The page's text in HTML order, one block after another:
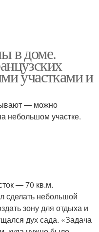
в доме.
участками и
— можно
небольшом участке.
— 70 кв.м.
сделать небольшой
зону для отдыха и
дух сада. «Задача